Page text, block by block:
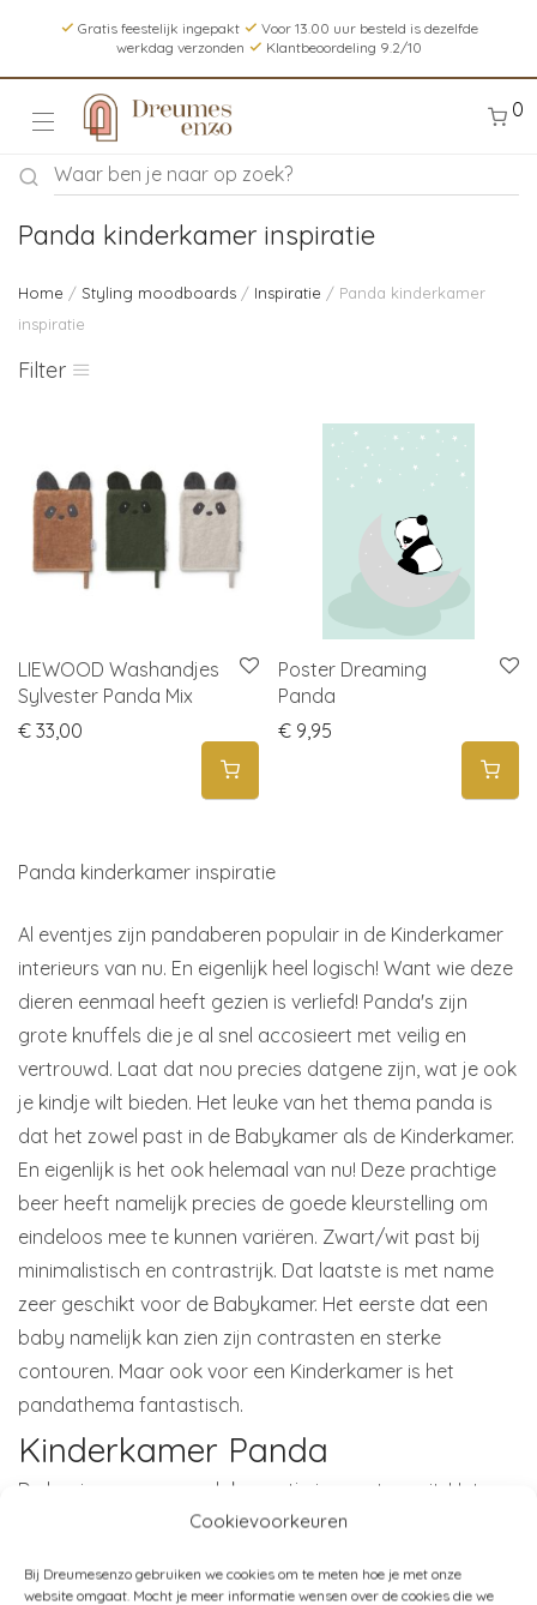
Cookievoorkeuren
Bij Dreumesenzo gebruiken we cookies om te meten hoe je met onze
website omgaat. Mocht je meer informatie wensen over de cookies die we
Gratis feestelijk ingepakt
Voor 13.00 uur besteld is dezelfde
werkdag verzonden
Klantbeoordeling 9.2/10
0
Panda kinderkamer inspiratie
Home / Styling moodboards / Inspiratie / Panda kinderkamer
inspiratie
Filter
LIEWOOD Washandjes
Sylvester Panda Mix
€ 33,00
Poster Dreaming
Panda
€ 9,95
Panda kinderkamer inspiratie
Al eventjes zijn pandaberen populair in de Kinderkamer
interieurs van nu. En eigenlijk heel logisch! Want wie deze
dieren eenmaal heeft gezien is verliefd! Panda's zijn
grote knuffels die je al snel accosieert met veilig en
vertrouwd. Laat dat nou precies datgene zijn, wat je ook
je kindje wilt bieden. Het leuke van het thema panda is
dat het zowel past in de Babykamer als de Kinderkamer.
En eigenlijk is het ook helemaal van nu! Deze prachtige
beer heeft namelijk precies de goede kleurstelling om
eindeloos mee te kunnen variëren. Zwart/wit past bij
minimalistisch en contrastrijk. Dat laatste is met name
zeer geschikt voor de Babykamer. Het eerste dat een
baby namelijk kan zien zijn contrasten en sterke
contouren. Maar ook voor een Kinderkamer is het
pandathema fantastisch.
Kinderkamer Panda
De basis van een pandakamertje is zwart en wit. Het
beste kan je de basis zoveel mogelijk wit houden. Denk
meer lef, gebruik dan ook zeker zwart! Geef bijvoorbeeld